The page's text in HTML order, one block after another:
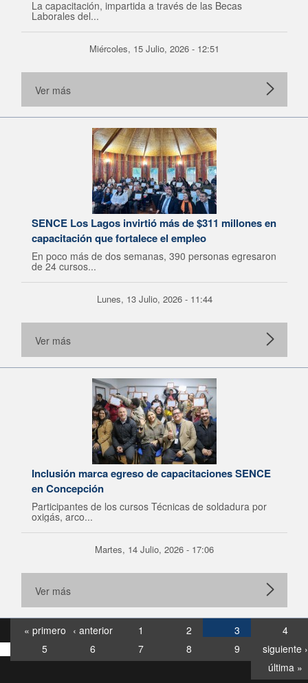
La capacitación, impartida a través de las Becas
Laborales del...
Miércoles, 15 Julio, 2026 - 12:51
Ver más
SENCE Los Lagos invirtió más de $311 millones en
capacitación que fortalece el empleo
En poco más de dos semanas, 390 personas egresaron
de 24 cursos...
Lunes, 13 Julio, 2026 - 11:44
Ver más
Inclusión marca egreso de capacitaciones SENCE
en Concepción
Participantes de los cursos Técnicas de soldadura por
oxigás, arco...
Martes, 14 Julio, 2026 - 17:06
Ver más
« primero ‹ anterior 1 2 3
4
5
6 7 8 9
siguiente ›
última »